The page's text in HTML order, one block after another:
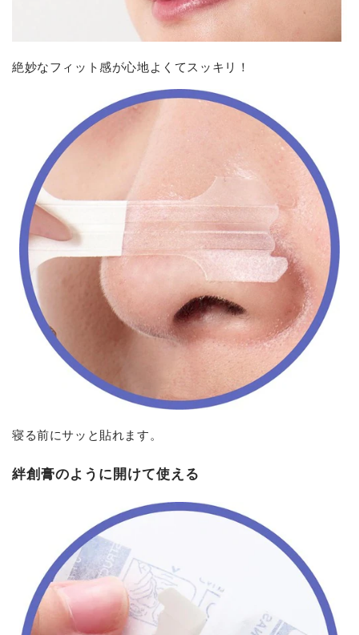
絶妙なフィット感が心地よくてスッキリ！
寝る前にサッと貼れます。
絆創膏のように開けて使える